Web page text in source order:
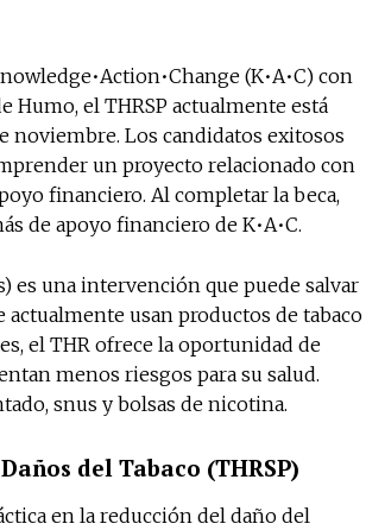
Suscríbete a nuestro boletín
noticias del vapeo y la
electrónico.
Subscribe to our daily clipping
of vaping and tobacco harm
(K•A•C) con
el THRSP actualmente está
noviembre. Los candidatos exitosos
un proyecto relacionado con
financiero. Al completar la beca,
de apoyo financiero de K•A•C.
es una intervención que puede salvar
usan productos de tabaco
el THR ofrece la oportunidad de
menos riesgos para su salud.
snus y bolsas de nicotina.
del Tabaco (THRSP)
en la reducción del daño del